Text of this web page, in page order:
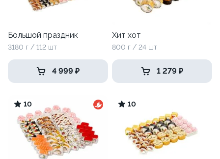
Большой праздник
3180 г / 112 шт
4 999 ₽
Хит хот
800 г / 24 шт
1 279 ₽
10 10